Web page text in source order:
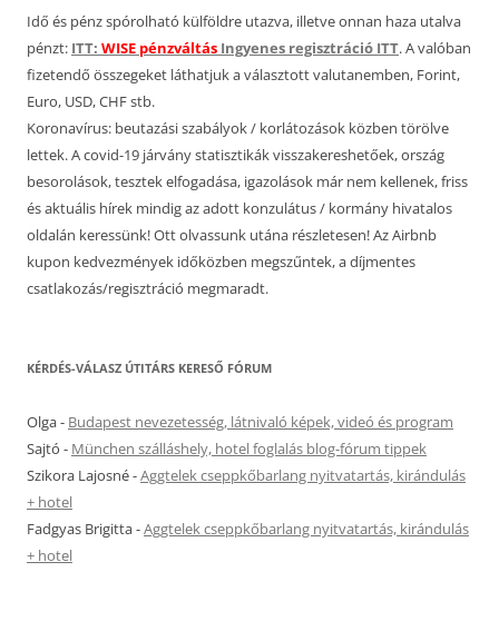
Idő és pénz spórolható külföldre utazva, illetve onnan haza utalva
pénzt: ITT: WISE pénzváltás Ingyenes regisztráció ITT. A valóban
fizetendő összegeket láthatjuk a választott valutanemben, Forint,
Euro, USD, CHF stb.
Koronavírus: beutazási szabályok / korlátozások közben törölve
lettek. A covid-19 járvány statisztikák visszakereshetőek, ország
besorolások, tesztek elfogadása, igazolások már nem kellenek, friss
és aktuális hírek mindig az adott konzulátus / kormány hivatalos
oldalán keressünk! Ott olvassunk utána részletesen! Az Airbnb
kupon kedvezmények időközben megszűntek, a díjmentes
csatlakozás/regisztráció megmaradt.
KÉRDÉS-VÁLASZ ÚTITÁRS KERESŐ FÓRUM
Olga- Budapest nevezetesség, látnivaló képek, videó és program
Sajtó - München szálláshely, hotel foglalás blog-fórum tippek
Szikora Lajosné-Aggtelek cseppkőbarlang nyitvatartás, kirándulás
+ hotel
Fadgyas Brigitta-Aggtelek cseppkőbarlang nyitvatartás, kirándulás
+ hotel